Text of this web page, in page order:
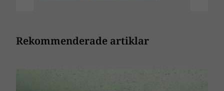
Rekommenderade artiklar